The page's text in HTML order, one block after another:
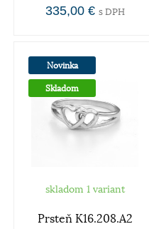
335,00 € s DPH
Novinka
Skladom
skladom 1 variant
Prsteň K16.208.A2